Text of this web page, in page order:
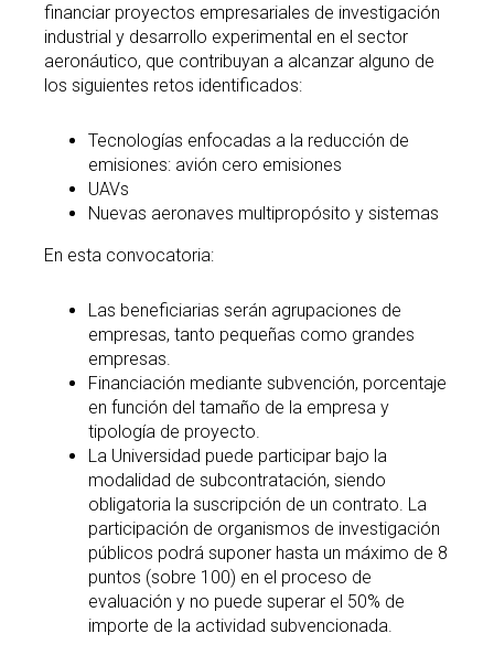
financiar proyectos empresariales de investigación
industrial y desarrollo experimental en el sector
aeronáutico, que contribuyan a alcanzar alguno de
los siguientes retos identificados:
Tecnologías enfocadas a la reducción de
emisiones: avión cero emisiones
UAVs
Nuevas aeronaves multipropósito y sistemas
En esta convocatoria:
Las beneficiarias serán agrupaciones de
empresas, tanto pequeñas como grandes
empresas.
Financiación mediante subvención, porcentaje
en función del tamaño de la empresa y
tipología de proyecto.
La Universidad puede participar bajo la
modalidad de subcontratación, siendo
obligatoria la suscripción de un contrato. La
participación de organismos de investigación
públicos podrá suponer hasta un máximo de 8
puntos (sobre 100) en el proceso de
evaluación y no puede superar el 50% de
importe de la actividad subvencionada.